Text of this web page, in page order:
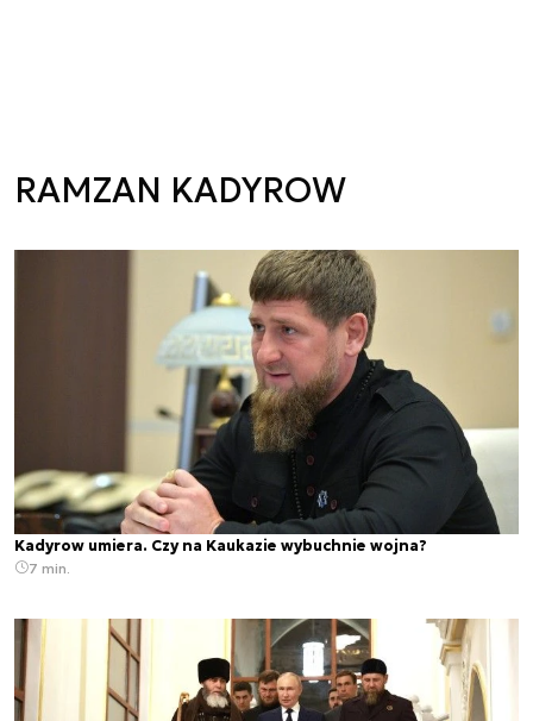
RAMZAN KADYROW
Kadyrow umiera. Czy na Kaukazie wybuchnie wojna?
7 min.